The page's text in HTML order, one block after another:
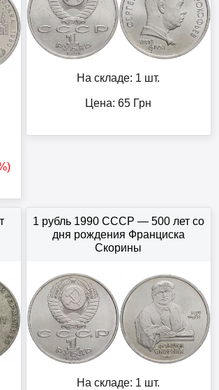
На складе: 1 шт.
Цена:65 Грн
1 рубль 1990 СССР — 500 лет со
дня рождения Франциска
Скорины
На складе: 1 шт.